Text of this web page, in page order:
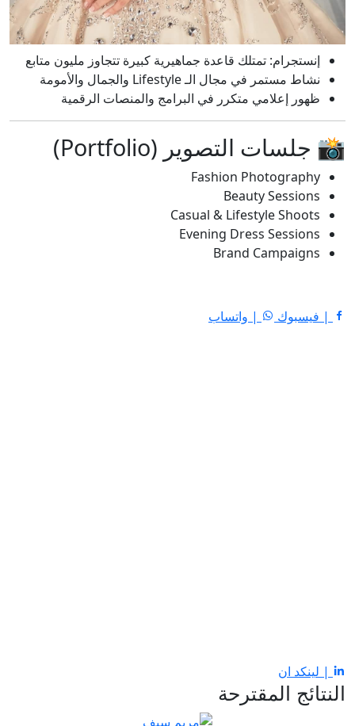
إنستجرام: تمتلك قاعدة جماهيرية كبيرة تتجاوز مليون متابع
نشاط مستمر في مجال الـ Lifestyle والجمال والأمومة
ظهور إعلامي متكرر في البرامج والمنصات الرقمية
📸 جلسات التصوير (Portfolio)
Fashion Photography
Beauty Sessions
Casual & Lifestyle Shoots
Evening Dress Sessions
Brand Campaigns
| فيسبوك | واتساب
| لينكد ان
النتائج المقترحة